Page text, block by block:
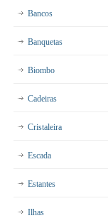
Bancos
Banquetas
Biombo
Cadeiras
Cristaleira
Escada
Estantes
Ilhas